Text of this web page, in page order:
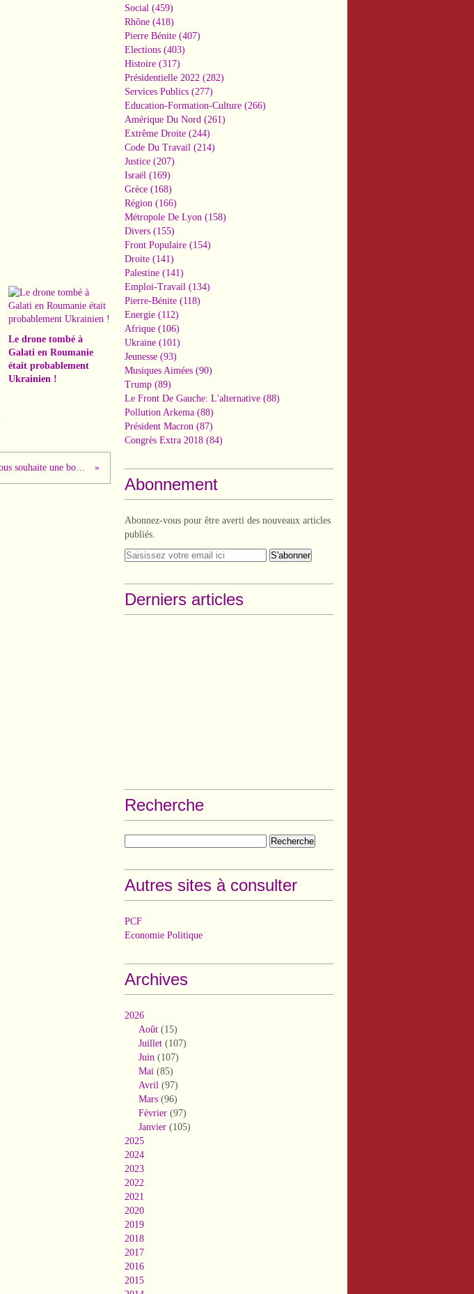
Le drone tombé à
Galati en Roumanie
était probablement
Ukrainien !
La CGT vous souhaite une bonne année 2026 !
Social (459)
Rhône (418)
Pierre Bénite (407)
Elections (403)
Histoire (317)
Présidentielle 2022 (282)
Services Publics (277)
Education-Formation-Culture (266)
Amérique Du Nord (261)
Extrême Droite (244)
Code Du Travail (214)
Justice (207)
Israël (169)
Grèce (168)
Région (166)
Métropole De Lyon (158)
Divers (155)
Front Populaire (154)
Droite (141)
Palestine (141)
Emploi-Travail (134)
Pierre-Bénite (118)
Energie (112)
Afrique (106)
Ukraine (101)
Jeunesse (93)
Musiques Aimées (90)
Trump (89)
Le Front De Gauche: L'alternative (88)
Pollution Arkema (88)
Président Macron (87)
Congrès Extra 2018 (84)
Abonnement
Abonnez-vous pour être averti des nouveaux articles
publiés.
Derniers articles
Recherche
Autres sites à consulter
PCF
Economie Politique
Archives
2026
Août (15)
Juillet (107)
Juin (107)
Mai (85)
Avril (97)
Mars (96)
Février (97)
Janvier (105)
2025
2024
2023
2022
2021
2020
2019
2018
2017
2016
2015